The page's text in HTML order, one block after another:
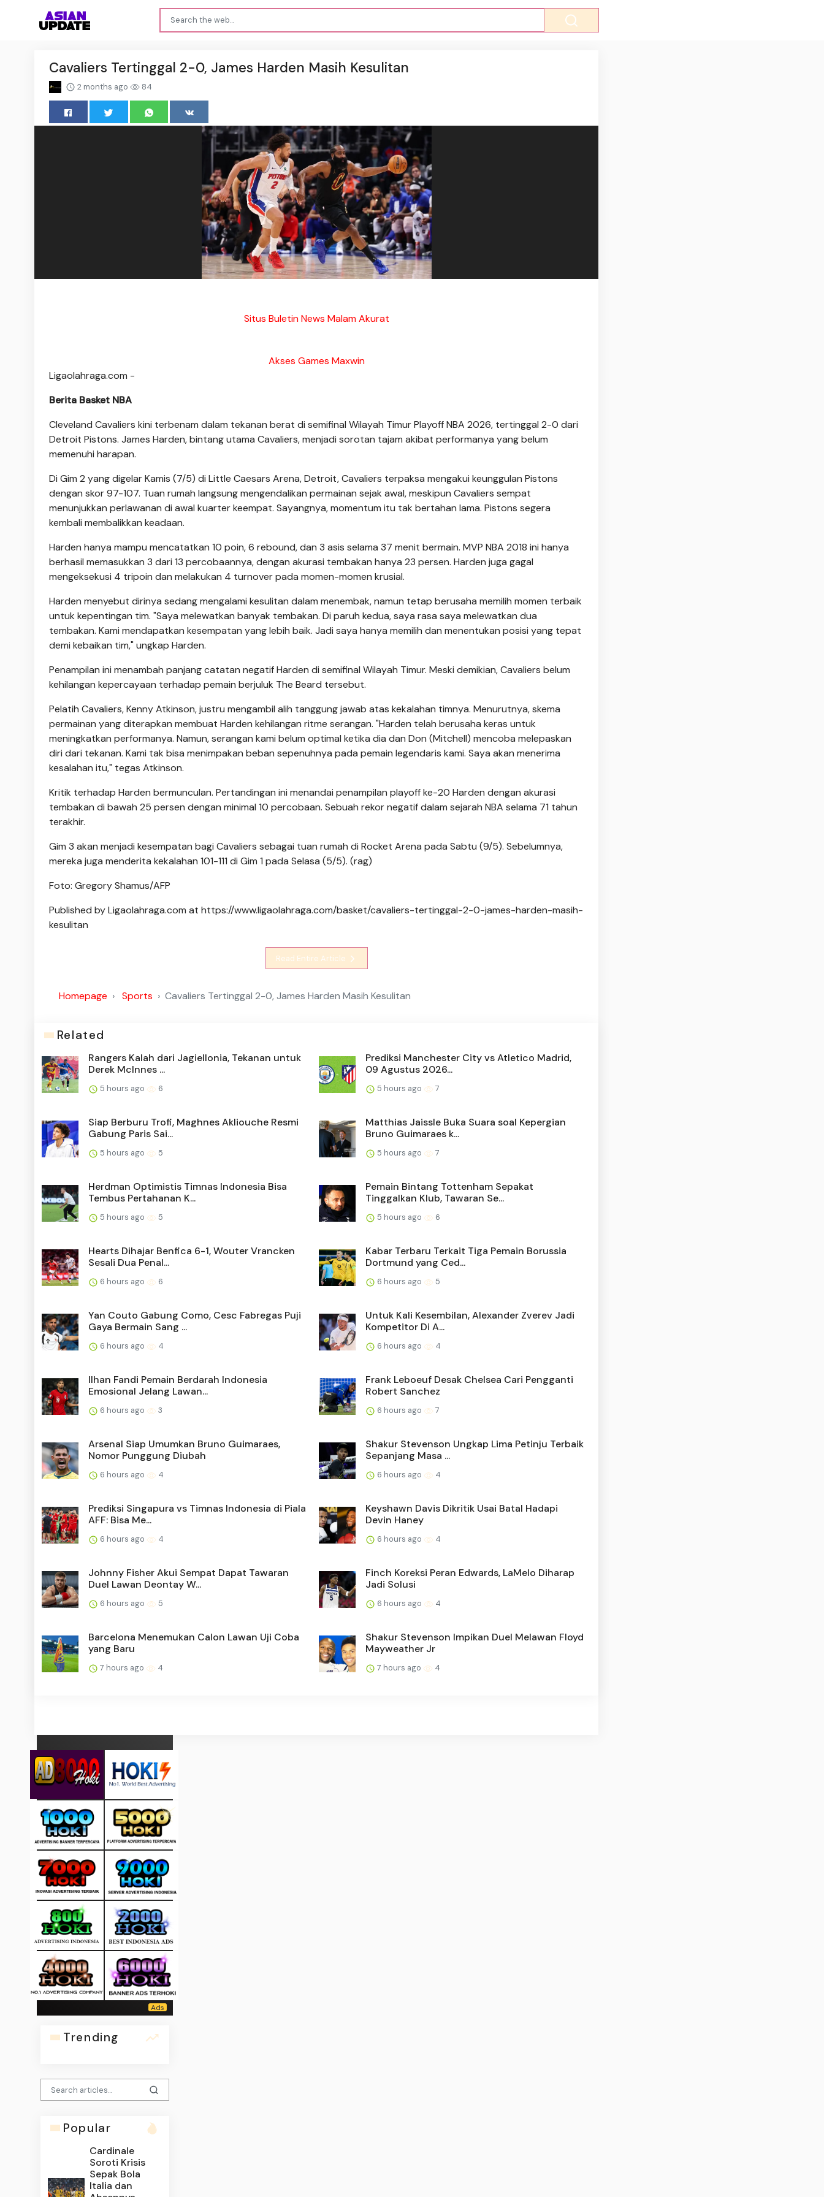
Cavaliers Tertinggal 2-0, James Harden Masih Kesulitan
2 months ago 84
Situs Buletin News Malam Akurat
Akses Games Maxwin
Ligaolahraga.com -
Berita Basket NBA
Cleveland Cavaliers kini terbenam dalam tekanan berat di semifinal Wilayah Timur Playoff NBA 2026, tertinggal 2-0 dari
Detroit Pistons. James Harden, bintang utama Cavaliers, menjadi sorotan tajam akibat performanya yang belum
memenuhi harapan.
Di Gim 2 yang digelar Kamis (7/5) di Little Caesars Arena, Detroit, Cavaliers terpaksa mengakui keunggulan Pistons
dengan skor 97-107. Tuan rumah langsung mengendalikan permainan sejak awal, meskipun Cavaliers sempat
menunjukkan perlawanan di awal kuarter keempat. Sayangnya, momentum itu tak bertahan lama. Pistons segera
kembali membalikkan keadaan.
Harden hanya mampu mencatatkan 10 poin, 6 rebound, dan 3 asis selama 37 menit bermain. MVP NBA 2018 ini hanya
berhasil memasukkan 3 dari 13 percobaannya, dengan akurasi tembakan hanya 23 persen. Harden juga gagal
mengeksekusi 4 tripoin dan melakukan 4 turnover pada momen-momen krusial.
Harden menyebut dirinya sedang mengalami kesulitan dalam menembak, namun tetap berusaha memilih momen terbaik
untuk kepentingan tim. "Saya melewatkan banyak tembakan. Di paruh kedua, saya rasa saya melewatkan dua
tembakan. Kami mendapatkan kesempatan yang lebih baik. Jadi saya hanya memilih dan menentukan posisi yang tepat
demi kebaikan tim," ungkap Harden.
Penampilan ini menambah panjang catatan negatif Harden di semifinal Wilayah Timur. Meski demikian, Cavaliers belum
kehilangan kepercayaan terhadap pemain berjuluk The Beard tersebut.
Pelatih Cavaliers, Kenny Atkinson, justru mengambil alih tanggung jawab atas kekalahan timnya. Menurutnya, skema
permainan yang diterapkan membuat Harden kehilangan ritme serangan. "Harden telah berusaha keras untuk
meningkatkan performanya. Namun, serangan kami belum optimal ketika dia dan Don (Mitchell) mencoba melepaskan
diri dari tekanan. Kami tak bisa menimpakan beban sepenuhnya pada pemain legendaris kami. Saya akan menerima
kesalahan itu," tegas Atkinson.
Kritik terhadap Harden bermunculan. Pertandingan ini menandai penampilan playoff ke-20 Harden dengan akurasi
tembakan di bawah 25 persen dengan minimal 10 percobaan. Sebuah rekor negatif dalam sejarah NBA selama 71 tahun
terakhir.
Gim 3 akan menjadi kesempatan bagi Cavaliers sebagai tuan rumah di Rocket Arena pada Sabtu (9/5). Sebelumnya,
mereka juga menderita kekalahan 101-111 di Gim 1 pada Selasa (5/5). (rag)
Foto: Gregory Shamus/AFP
Published by Ligaolahraga.com at https://www.ligaolahraga.com/basket/cavaliers-tertinggal-2-0-james-harden-masih-
kesulitan
Read Entire Article
Homepage Sports Cavaliers Tertinggal 2-0, James Harden Masih Kesulitan
Related
Rangers Kalah dari Jagiellonia, Tekanan untuk
Derek McInnes ...
5 hours ago 6
Prediksi Manchester City vs Atletico Madrid,
09 Agustus 2026...
5 hours ago 7
Siap Berburu Trofi, Maghnes Akliouche Resmi
Gabung Paris Sai...
5 hours ago 5
Matthias Jaissle Buka Suara soal Kepergian
Bruno Guimaraes k...
5 hours ago 7
Herdman Optimistis Timnas Indonesia Bisa
Tembus Pertahanan K...
5 hours ago 5
Pemain Bintang Tottenham Sepakat
Tinggalkan Klub, Tawaran Se...
5 hours ago 6
Hearts Dihajar Benfica 6-1, Wouter Vrancken
Sesali Dua Penal...
6 hours ago 6
Kabar Terbaru Terkait Tiga Pemain Borussia
Dortmund yang Ced...
6 hours ago 5
Yan Couto Gabung Como, Cesc Fabregas Puji
Gaya Bermain Sang ...
6 hours ago 4
Untuk Kali Kesembilan, Alexander Zverev Jadi
Kompetitor Di A...
6 hours ago 4
Ilhan Fandi Pemain Berdarah Indonesia
Emosional Jelang Lawan...
6 hours ago 3
Frank Leboeuf Desak Chelsea Cari Pengganti
Robert Sanchez
6 hours ago 7
Arsenal Siap Umumkan Bruno Guimaraes,
Nomor Punggung Diubah
6 hours ago 4
Shakur Stevenson Ungkap Lima Petinju Terbaik
Sepanjang Masa ...
6 hours ago 4
Prediksi Singapura vs Timnas Indonesia di Piala
AFF: Bisa Me...
6 hours ago 4
Keyshawn Davis Dikritik Usai Batal Hadapi
Devin Haney
6 hours ago 4
Johnny Fisher Akui Sempat Dapat Tawaran
Duel Lawan Deontay W...
6 hours ago 5
Finch Koreksi Peran Edwards, LaMelo Diharap
Jadi Solusi
6 hours ago 4
Barcelona Menemukan Calon Lawan Uji Coba
yang Baru
7 hours ago 4
Shakur Stevenson Impikan Duel Melawan Floyd
Mayweather Jr
7 hours ago 4
Trending
Popular
Cardinale
Soroti Krisis
Sepak Bola
Italia dan